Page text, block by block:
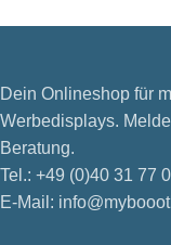
Dein Onlineshop für
Werbedisplays.
Beratung.
Tel.: +49 (0)40 31 77
E-Mail: